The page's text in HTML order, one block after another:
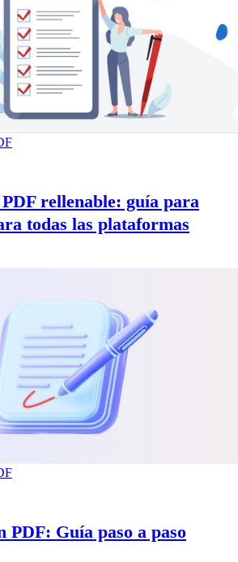
rellenable: guía para
todas las plataformas
PDF: Guía paso a paso